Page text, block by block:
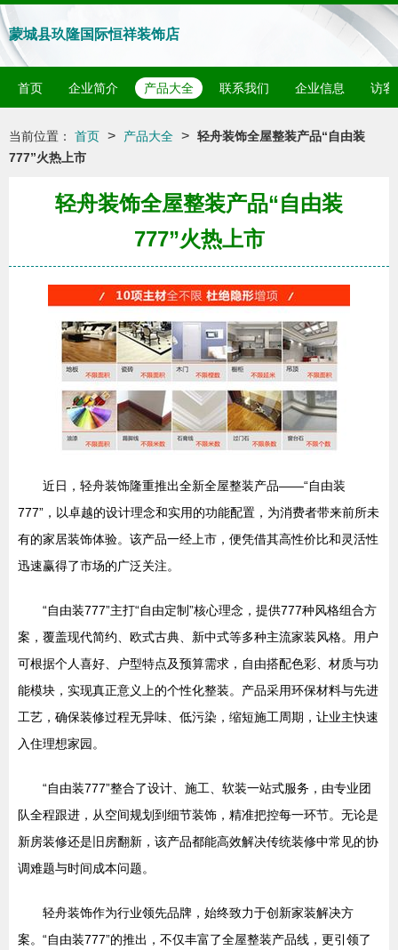
蒙城县玖隆国际恒祥装饰店
首页 企业简介 产品大全 联系我们 企业信息 访客
当前位置： 首页 > 产品大全 > 轻舟装饰全屋整装产品“自由装
777”火热上市
轻舟装饰全屋整装产品“自由装
777”火热上市
近日，轻舟装饰隆重推出全新全屋整装产品——“自由装
777”，以卓越的设计理念和实用的功能配置，为消费者带来前所未
有的家居装饰体验。该产品一经上市，便凭借其高性价比和灵活性
迅速赢得了市场的广泛关注。
“自由装777”主打“自由定制”核心理念，提供777种风格组合方
案，覆盖现代简约、欧式古典、新中式等多种主流家装风格。用户
可根据个人喜好、户型特点及预算需求，自由搭配色彩、材质与功
能模块，实现真正意义上的个性化整装。产品采用环保材料与先进
工艺，确保装修过程无异味、低污染，缩短施工周期，让业主快速
入住理想家园。
“自由装777”整合了设计、施工、软装一站式服务，由专业团
队全程跟进，从空间规划到细节装饰，精准把控每一环节。无论是
新房装修还是旧房翻新，该产品都能高效解决传统装修中常见的协
调难题与时间成本问题。
轻舟装饰作为行业领先品牌，始终致力于创新家装解决方
案。“自由装777”的推出，不仅丰富了全屋整装产品线，更引领了